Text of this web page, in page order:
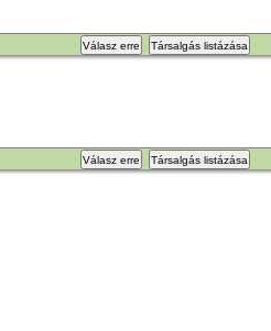
Válasz erre Társalgás listázása
Válasz erre Társalgás listázása